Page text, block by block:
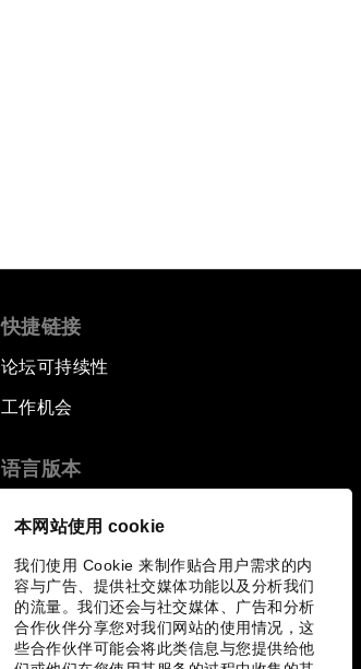
本网站使用 cookie
我们使用 Cookie 来制作贴合用户需求的内
容与广告、提供社交媒体功能以及分析我们
的流量。我们还会与社交媒体、广告和分析
合作伙伴分享您对我们网站的使用情况，这
些合作伙伴可能会将此类信息与您提供给他
快捷链接
论坛可持续性
工作机会
语言版本